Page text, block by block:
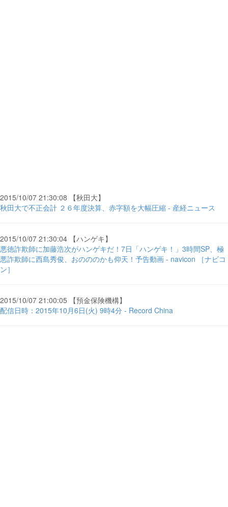
2015/10/07 21:30:08 【秋田大】
秋田大で不正会計 ２６年度決算、赤字額を大幅圧縮 - 産経ニュース
2015/10/07 21:30:04 【ハンゲキ】
悪徳詐欺師に加藤浩次がハンゲキだ！7日「ハンゲキ！」3時間SP、極
悪詐欺師に西島秀俊、おのののかも仰天！予告動画 - navicon ［ナビコ
ン］
2015/10/07 21:00:05 【預金保険機構】
配信日時：2015年10月6日(火) 9時4分 - Record China